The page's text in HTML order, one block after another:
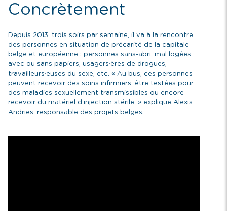
Concrètement
Depuis 2013, trois soirs par semaine, il va à la rencontre
des personnes en situation de précarité de la capitale
belge et européenne : personnes sans-abri, mal logées
avec ou sans papiers, usagers·ères de drogues,
travailleurs·euses du sexe, etc. « Au bus, ces personnes
peuvent recevoir des soins infirmiers, être testées pour
des maladies sexuellement transmissibles ou encore
recevoir du matériel d’injection stérile, » explique Alexis
Andries, responsable des projets belges.